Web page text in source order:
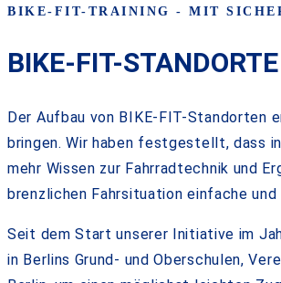
BIKE-FIT-TRAINING - MIT
BIKE-FIT-
Der Aufbau von BIKE-FIT-Standorten
bringen. Wir haben festgestellt, dass
mehr Wissen zur Fahrradtechnik und
brenzlichen Fahrsituation einfache
Seit dem Start unserer Initiative im
in Berlins Grund- und Oberschulen,